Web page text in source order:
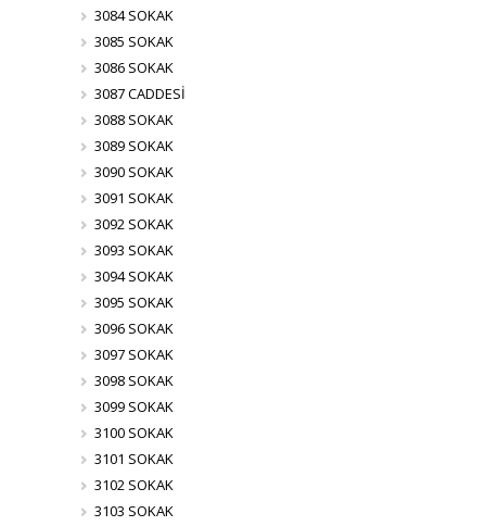
3084 SOKAK
3085 SOKAK
3086 SOKAK
3087 CADDESİ
3088 SOKAK
3089 SOKAK
3090 SOKAK
3091 SOKAK
3092 SOKAK
3093 SOKAK
3094 SOKAK
3095 SOKAK
3096 SOKAK
3097 SOKAK
3098 SOKAK
3099 SOKAK
3100 SOKAK
3101 SOKAK
3102 SOKAK
3103 SOKAK